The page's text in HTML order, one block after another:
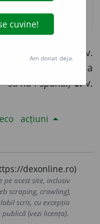
v.
se opri, a răbda, a
să nu-i spună.) 6.v.
acțiuni
dexonline.ro)
acest site, inclusiv
scraping, crawling),
scris, cu excepția
(vezi licența).
Am donat deja.